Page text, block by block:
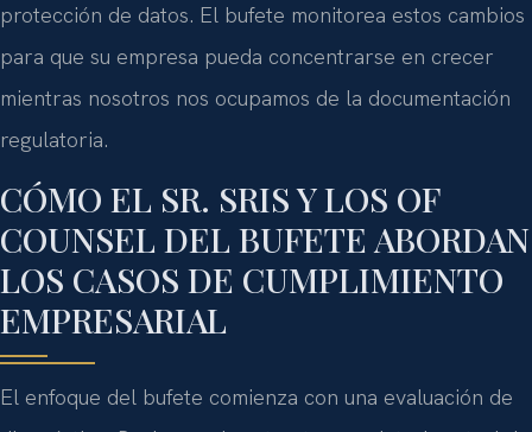
protección de datos. El bufete monitorea estos cambios
para que su empresa pueda concentrarse en crecer
mientras nosotros nos ocupamos de la documentación
regulatoria.
CÓMO EL SR. SRIS Y LOS OF
COUNSEL DEL BUFETE ABORDAN
LOS CASOS DE CUMPLIMIENTO
EMPRESARIAL
El enfoque del bufete comienza con una evaluación de